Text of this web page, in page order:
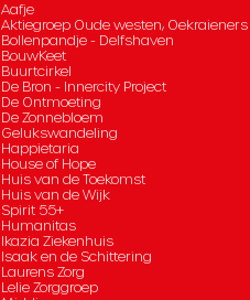
Aafje
Aktiegroep Oude westen,
Bollenpandje - Delfshaven
BouwKeet
Buurtcirkel
De Bron - Innercity Project
De Ontmoeting
De Zonnebloem
Gelukswandeling
Happietaria
House of Hope
Huis van de Toekomst
Huis van de Wijk
Spirit 55+
Humanitas
Ikazia Ziekenhuis
Isaak en de Schittering
Laurens Zorg
Lelie Zorggroep